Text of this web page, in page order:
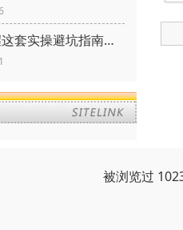
2026电工考证难不难？掌握这套实操避坑指南，拿证快人一步
被浏览过